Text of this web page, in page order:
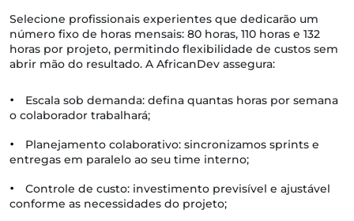
Selecione profissionais experientes que dedicarão um
número fixo de horas mensais: 80 horas, 110 horas e 132
horas por projeto, permitindo flexibilidade de custos sem
abrir mão do resultado. A AfricanDev assegura:
•
Escala sob demanda: defina quantas horas por semana
o colaborador trabalhará;
•
Planejamento colaborativo: sincronizamos sprints e
entregas em paralelo ao seu time interno;
•
Controle de custo: investimento previsível e ajustável
conforme as necessidades do projeto;